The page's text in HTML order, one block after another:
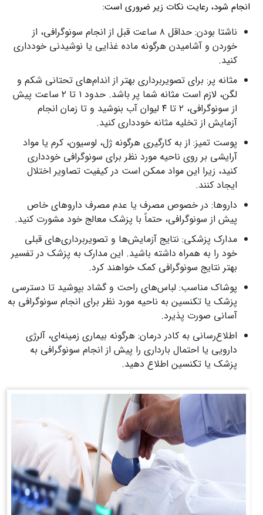
انجام شود، رعایت نکات زیر ضروری است:
ناشتا بودن: حداقل ۸ ساعت قبل از انجام سونوگرافی، از
خوردن و آشامیدن هرگونه ماده غذایی یا نوشیدنی خودداری
کنید.
مثانه پر: برای تصویربرداری بهتر از اندام‌های تحتانی شکم و
لگن، لازم است مثانه شما پر باشد. حدود ۱ تا ۲ ساعت پیش
از سونوگرافی، ۲ تا ۴ لیوان آب بنوشید و تا زمان انجام
آزمایش از تخلیه مثانه خودداری کنید.
پوست تمیز: از به‌ کارگیری هرگونه ژل، لوسیون، کرم یا مواد
آرایشی بر روی ناحیه مورد نظر برای سونوگرافی خودداری
کنید، زیرا این مواد ممکن است در کیفیت تصاویر اختلال
ایجاد کنند.
داروها: در خصوص مصرف یا عدم مصرف داروهای خاص
پیش از سونوگرافی، حتماً با پزشک معالج خود مشورت کنید.
مدارک پزشکی: نتایج آزمایش‌ها و تصویربرداری‌های قبلی
خود را به همراه داشته باشید. این مدارک به پزشک در تفسیر
بهتر نتایج سونوگرافی کمک خواهند کرد.
پوشاک مناسب: لباس‌های راحت و گشاد بپوشید تا دسترسی
پزشک یا تکنسین به ناحیه مورد نظر برای انجام سونوگرافی به
آسانی صورت پذیرد.
اطلاع‌رسانی به کادر درمان: هرگونه بیماری زمینه‌ای، آلرژی
دارویی یا احتمال بارداری را پیش از انجام سونوگرافی به
پزشک یا تکنسین اطلاع دهید.